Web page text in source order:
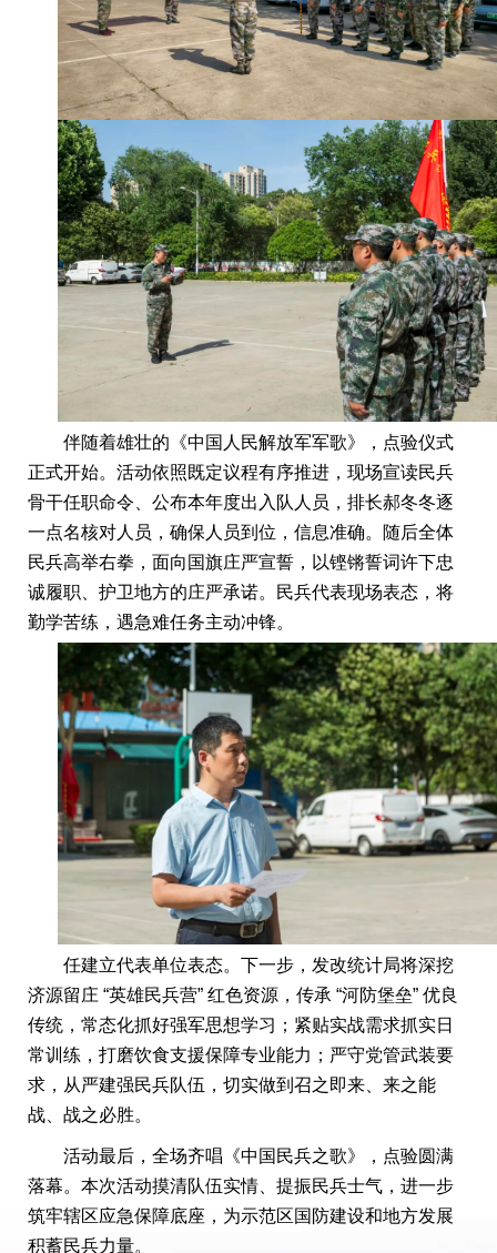
伴随着雄壮的《中国人民解放军军歌》，点验仪式
正式开始。活动依照既定议程有序推进，现场宣读民兵
骨干任职命令、公布本年度出入队人员，排长郝冬冬逐
一点名核对人员，确保人员到位，信息准确。随后全体
民兵高举右拳，面向国旗庄严宣誓，以铿锵誓词许下忠
诚履职、护卫地方的庄严承诺。民兵代表现场表态，将
勤学苦练，遇急难任务主动冲锋。
任建立代表单位表态。下一步，发改统计局将深挖
济源留庄 “英雄民兵营” 红色资源，传承 “河防堡垒” 优良
传统，常态化抓好强军思想学习；紧贴实战需求抓实日
常训练，打磨饮食支援保障专业能力；严守党管武装要
求，从严建强民兵队伍，切实做到召之即来、来之能
战、战之必胜。
活动最后，全场齐唱《中国民兵之歌》，点验圆满
落幕。本次活动摸清队伍实情、提振民兵士气，进一步
筑牢辖区应急保障底座，为示范区国防建设和地方发展
积蓄民兵力量。